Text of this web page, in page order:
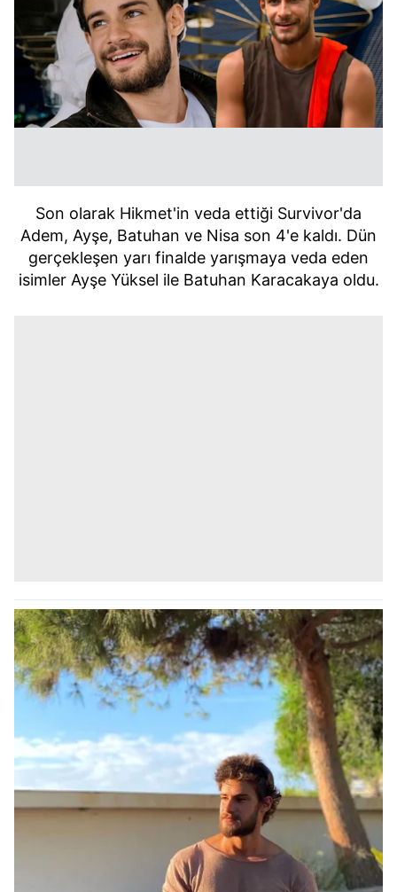
Son olarak Hikmet'in veda ettiği Survivor'da
Adem, Ayşe, Batuhan ve Nisa son 4'e kaldı. Dün
gerçekleşen yarı finalde yarışmaya veda eden
isimler Ayşe Yüksel ile Batuhan Karacakaya oldu.